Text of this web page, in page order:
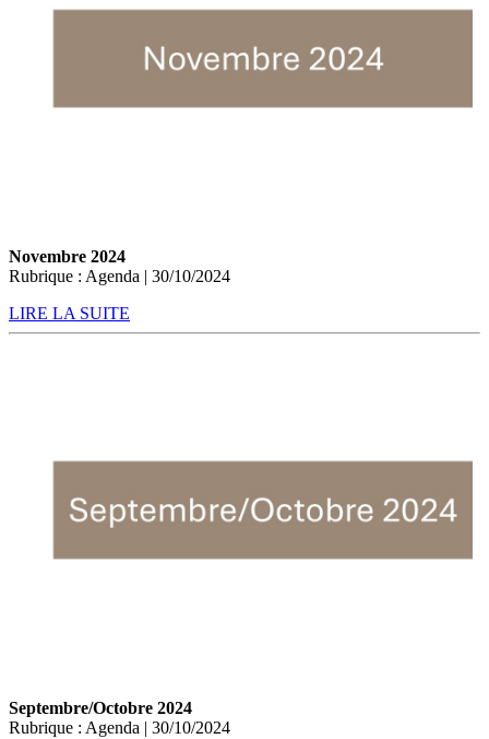
Novembre 2024
Rubrique : Agenda | 30/10/2024
LIRE LA SUITE
Septembre/Octobre 2024
Rubrique : Agenda | 30/10/2024